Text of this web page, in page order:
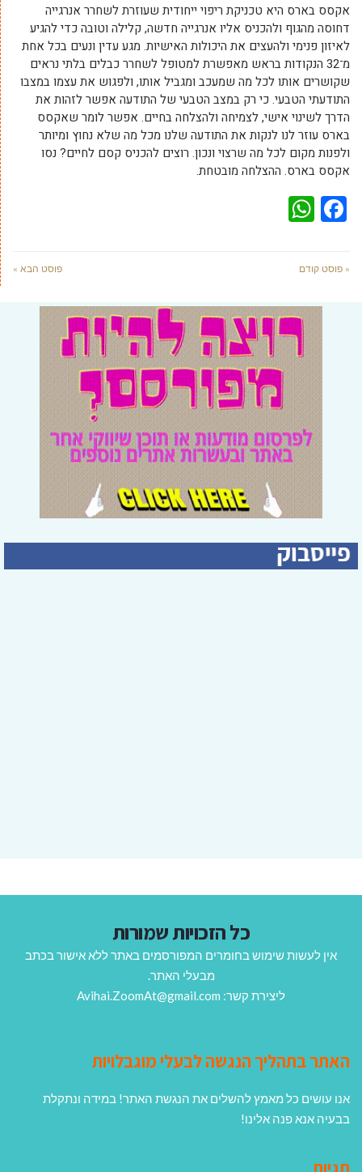
אקסס בארס היא טכניקת ריפוי ייחודית שעוזרת לשחרר אנרגייה
דחוסה מהגוף ולהכניס אליו אנרגייה חדשה, קלילה וטובה כדי להגיע
לאיזון פנימי ולהעצים את היכולות האישיות. מגע עדין ונעים בכל אחת
מ־32 הנקודות בראש מאפשרת למטופל לשחרר כבלים בלתי נראים
שקושרים אותו לכל מה שמעכב ומגביל אותו, ולפגוש את עצמו במצבו
התודעתי הטבעי. כי רק במצב הטבעי של התודעה אפשר לזהות את
הדרך לשינוי אישי, לצמיחה ולהצלחה בחיים. אפשר לומר שאקסס
בארס עוזר לנו לנקות את התודעה שלנו מכל מה שלא נחוץ ומיותר
ולפנות מקום לכל מה שרצוי ונכון. רוצים להכניס קסם לחיים? נסו
אקסס בארס. ההצלחה מובטחת.
Facebook
« פוסט קודם פוסט הבא »
כל הזכויות שמורות
אין לעשות שימוש בחומרים המפורסמים באתר ללא אישור בכתב
מבעלי האתר.
ליצירת קשר: Avihai.ZoomAt@gmail.com
האתר בתהליך הנגשה לבעלי מוגבלויות
אנו עושים כל מאמץ להשלים את הנגשת האתר! במידה ונתקלת
בבעיה אנא פנה אלינו!